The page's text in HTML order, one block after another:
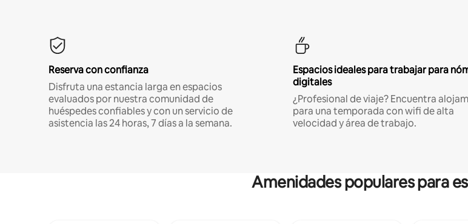
Reserva con confianza
Disfruta una estancia larga en espacios
evaluados por nuestra comunidad de
huéspedes confiables y con un servicio de
asistencia las 24 horas, 7 días a la semana.
Espacios ideales para trabajar para
digitales
¿Profesional de viaje? Encuentra
para una temporada con wifi de alta
velocidad y área de trabajo.
Amenidades populares para